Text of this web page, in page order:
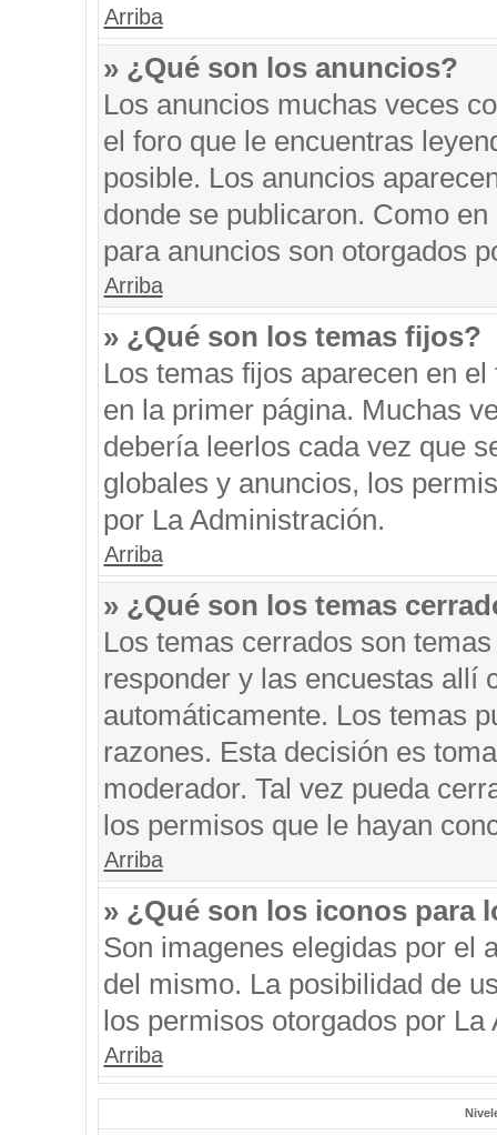
Arriba
» ¿Qué son los anuncios?
Los anuncios muchas veces
el foro que le encuentras
posible. Los anuncios
donde se publicaron. Como
para anuncios son otorgados
Arriba
» ¿Qué son los temas fijos?
Los temas fijos aparecen en
en la primer página. Muchas
debería leerlos cada vez que
globales y anuncios, los
por La Administración.
Arriba
» ¿Qué son los temas
Los temas cerrados son
responder y las encuestas allí
automáticamente. Los temas
razones. Esta decisión es
moderador. Tal vez pueda
los permisos que le hayan
Arriba
» ¿Qué son los iconos para
Son imagenes elegidas por el
del mismo. La posibilidad de
los permisos otorgados por La
Arriba